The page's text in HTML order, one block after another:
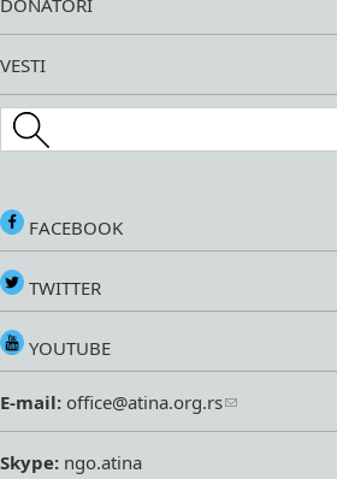
DONATORI
VESTI
Search this site
FACEBOOK
TWITTER
YOUTUBE
E-mail: office@atina.org.rs
Skype: ngo.atina